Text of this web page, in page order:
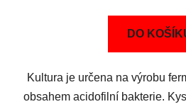
DO
Kultura je určena na výrobu
obsahem acidofilní bakterie.